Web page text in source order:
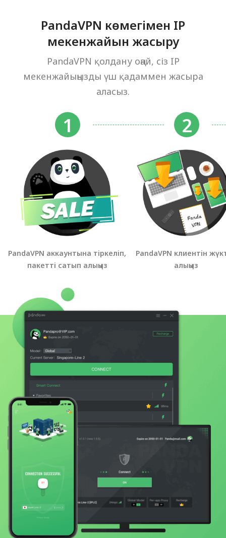
PandaVPN көмегімен IP
мекенжайын жасыру
PandaVPN қолдану оңай, сіз IP
мекенжайыңызды үш қадаммен жасыра
аласыз.
PandaVPN аккаунтына тіркеліп,
пакетті сатып алыңыз
PandaVPN клиентін
алыңыз